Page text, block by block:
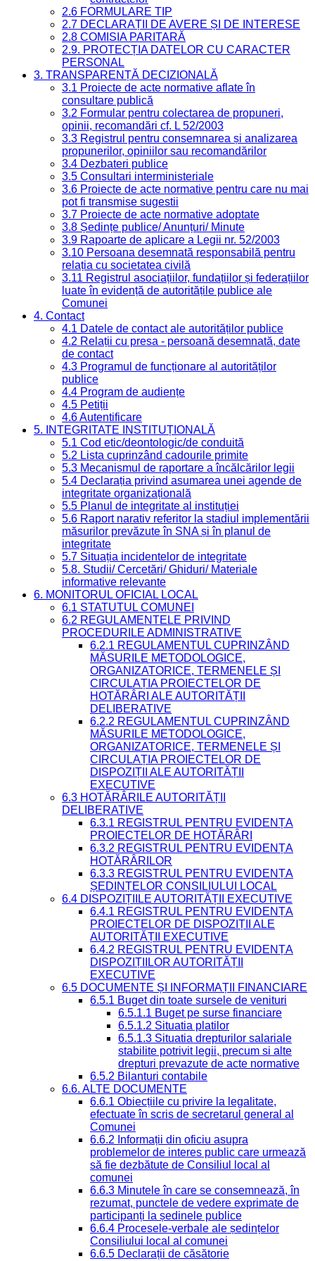
2.6 FORMULARE TIP
2.7 DECLARAȚII DE AVERE ȘI DE INTERESE
2.8 COMISIA PARITARĂ
2.9. PROTECȚIA DATELOR CU CARACTER
PERSONAL
3. TRANSPARENȚĂ DECIZIONALĂ
3.1 Proiecte de acte normative aflate în
consultare publică
3.2 Formular pentru colectarea de propuneri,
opinii, recomandări cf. L 52/2003
3.3 Registrul pentru consemnarea și analizarea
propunerilor, opiniilor sau recomandărilor
3.4 Dezbateri publice
3.5 Consultari interministeriale
3.6 Proiecte de acte normative pentru care nu mai
pot fi transmise sugestii
3.7 Proiecte de acte normative adoptate
3.8 Ședințe publice/ Anunțuri/ Minute
3.9 Rapoarte de aplicare a Legii nr. 52/2003
3.10 Persoana desemnată responsabilă pentru
relația cu societatea civilă
3.11 Registrul asociațiilor, fundațiilor și federațiilor
luate în evidență de autoritățile publice ale
Comunei
4. Contact
4.1 Datele de contact ale autorităților publice
4.2 Relații cu presa - persoană desemnată, date
de contact
4.3 Programul de funcționare al autorităților
publice
4.4 Program de audiențe
4.5 Petiții
4.6 Autentificare
5. INTEGRITATE INSTITUȚIONALĂ
5.1 Cod etic/deontologic/de conduită
5.2 Lista cuprinzând cadourile primite
5.3 Mecanismul de raportare a încălcărilor legii
5.4 Declarația privind asumarea unei agende de
integritate organizațională
5.5 Planul de integritate al instituției
5.6 Raport narativ referitor la stadiul implementării
măsurilor prevăzute în SNA și în planul de
integritate
5.7 Situația incidentelor de integritate
5.8. Studii/ Cercetări/ Ghiduri/ Materiale
informative relevante
6. MONITORUL OFICIAL LOCAL
6.1 STATUTUL COMUNEI
6.2 REGULAMENTELE PRIVIND
PROCEDURILE ADMINISTRATIVE
6.2.1 REGULAMENTUL CUPRINZÂND
MĂSURILE METODOLOGICE,
ORGANIZATORICE, TERMENELE ȘI
CIRCULAȚIA PROIECTELOR DE
HOTĂRÂRI ALE AUTORITĂȚII
DELIBERATIVE
6.2.2 REGULAMENTUL CUPRINZÂND
MĂSURILE METODOLOGICE,
ORGANIZATORICE, TERMENELE ȘI
CIRCULAȚIA PROIECTELOR DE
DISPOZIȚII ALE AUTORITĂȚII
EXECUTIVE
6.3 HOTĂRÂRILE AUTORITĂȚII
DELIBERATIVE
6.3.1 REGISTRUL PENTRU EVIDENȚA
PROIECTELOR DE HOTĂRÂRI
6.3.2 REGISTRUL PENTRU EVIDENȚA
HOTĂRÂRILOR
6.3.3 REGISTRUL PENTRU EVIDENȚA
ȘEDINȚELOR CONSILIULUI LOCAL
6.4 DISPOZIȚIILE AUTORITĂȚII EXECUTIVE
6.4.1 REGISTRUL PENTRU EVIDENȚA
PROIECTELOR DE DISPOZIȚII ALE
AUTORITĂȚII EXECUTIVE
6.4.2 REGISTRUL PENTRU EVIDENȚA
DISPOZIȚIILOR AUTORITĂȚII
EXECUTIVE
6.5 DOCUMENTE ȘI INFORMAȚII FINANCIARE
6.5.1 Buget din toate sursele de venituri
6.5.1.1 Buget pe surse financiare
6.5.1.2 Situatia platilor
6.5.1.3 Situatia drepturilor salariale
stabilite potrivit legii, precum si alte
drepturi prevazute de acte normative
6.5.2 Bilanturi contabile
6.6. ALTE DOCUMENTE
6.6.1 Obiecțiile cu privire la legalitate,
efectuate în scris de secretarul general al
Comunei
6.6.2 Informații din oficiu asupra
problemelor de interes public care urmează
să fie dezbătute de Consiliul local al
comunei
6.6.3 Minutele în care se consemnează, în
rezumat, punctele de vedere exprimate de
participanți la ședinele publice
6.6.4 Procesele-verbale ale ședințelor
Consiliului local al comunei
6.6.5 Declarații de căsătorie